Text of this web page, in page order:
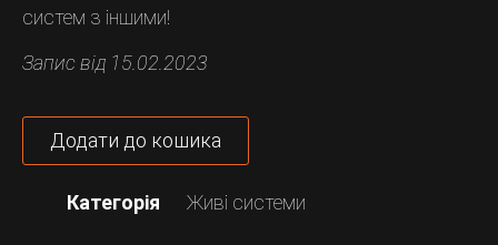
систем з іншими!
Запис від 15.02.2023
Додати до кошика
Категорія Живі системи